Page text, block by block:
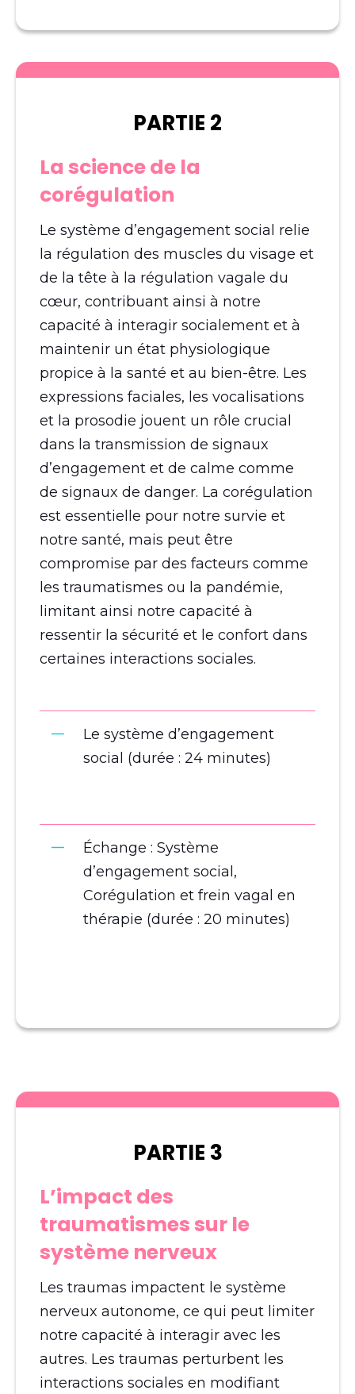
PARTIE 2
La science de la
corégulation
Le système d’engagement social relie
la régulation des muscles du visage et
de la tête à la régulation vagale du
cœur, contribuant ainsi à notre
capacité à interagir socialement et à
maintenir un état physiologique
propice à la santé et au bien-être. Les
expressions faciales, les vocalisations
et la prosodie jouent un rôle crucial
dans la transmission de signaux
d’engagement et de calme comme
de signaux de danger. La corégulation
est essentielle pour notre survie et
notre santé, mais peut être
compromise par des facteurs comme
les traumatismes ou la pandémie,
limitant ainsi notre capacité à
ressentir la sécurité et le confort dans
certaines interactions sociales.
Le système d’engagement
social (durée : 24 minutes)
Échange : Système
d’engagement social,
Corégulation et frein vagal en
thérapie (durée : 20 minutes)
PARTIE 3
L’impact des
traumatismes sur le
système nerveux
Les traumas impactent le système
nerveux autonome, ce qui peut limiter
notre capacité à interagir avec les
autres. Les traumas perturbent les
interactions sociales en modifiant